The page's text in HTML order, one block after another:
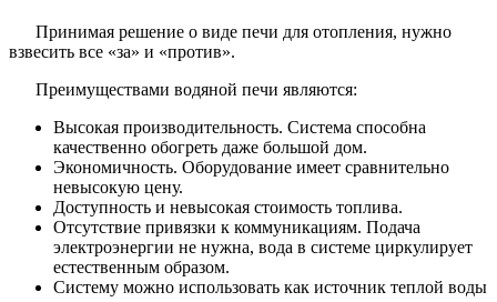
Принимая решение о виде печи для отопления, нужно
взвесить все «за» и «против».
Преимуществами водяной печи являются:
Высокая производительность. Система способна
качественно обогреть даже большой дом.
Экономичность. Оборудование имеет сравнительно
невысокую цену.
Доступность и невысокая стоимость топлива.
Отсутствие привязки к коммуникациям. Подача
электроэнергии не нужна, вода в системе циркулирует
естественным образом.
Систему можно использовать как источник теплой воды